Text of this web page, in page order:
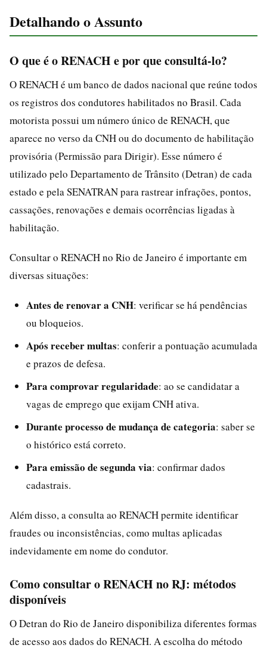
Detalhando o Assunto
O que é o RENACH e por que consultá-lo?
O RENACH é um banco de dados nacional que reúne todos
os registros dos condutores habilitados no Brasil. Cada
motorista possui um número único de RENACH, que
aparece no verso da CNH ou do documento de habilitação
provisória (Permissão para Dirigir). Esse número é
utilizado pelo Departamento de Trânsito (Detran) de cada
estado e pela SENATRAN para rastrear infrações, pontos,
cassações, renovações e demais ocorrências ligadas à
habilitação.
Consultar o RENACH no Rio de Janeiro é importante em
diversas situações:
Antes de renovar a CNH: verificar se há pendências
ou bloqueios.
Após receber multas: conferir a pontuação acumulada
e prazos de defesa.
Para comprovar regularidade: ao se candidatar a
vagas de emprego que exijam CNH ativa.
Durante processo de mudança de categoria: saber se
o histórico está correto.
Para emissão de segunda via: confirmar dados
cadastrais.
Além disso, a consulta ao RENACH permite identificar
fraudes ou inconsistências, como multas aplicadas
indevidamente em nome do condutor.
Como consultar o RENACH no RJ: métodos
disponíveis
O Detran do Rio de Janeiro disponibiliza diferentes formas
de acesso aos dados do RENACH. A escolha do método